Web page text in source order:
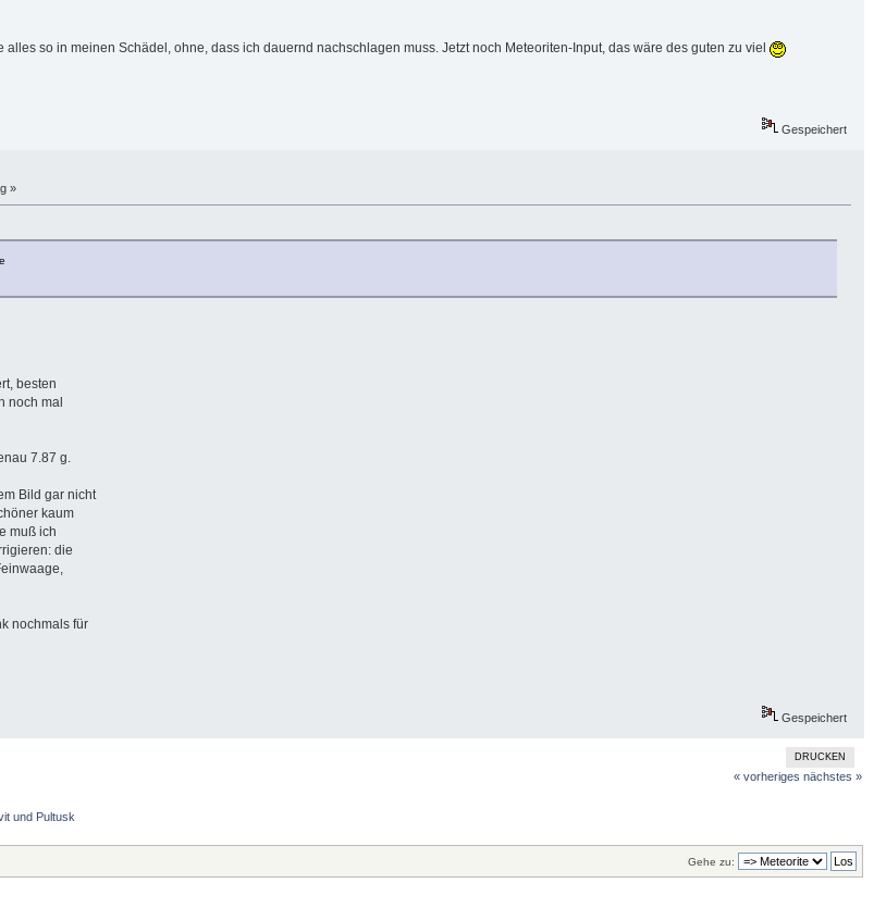
so in meinen Schädel, ohne, dass ich dauernd nachschlagen muss. Jetzt noch Meteoriten-Input, das wäre des guten zu viel
Gespeichert
»
besten
noch mal
7.87 g.
Bild gar nicht
kaum
muß ich
die
nochmals für
Gespeichert
DRUCKEN
« vorheriges nächstes »
und Pultusk
Gehe zu: